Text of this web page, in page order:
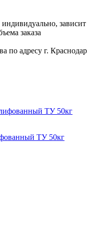
зависит
заказа
по адресу г. Краснодар
ТУ 50кг